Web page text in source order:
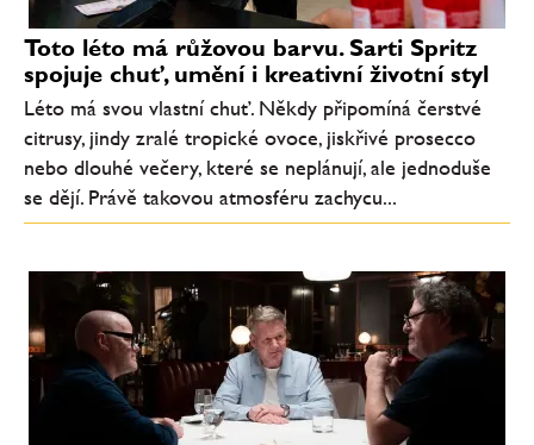
Toto léto má růžovou barvu. Sarti Spritz
spojuje chuť, umění i kreativní životní styl
Léto má svou vlastní chuť. Někdy připomíná čerstvé
citrusy, jindy zralé tropické ovoce, jiskřivé prosecco
nebo dlouhé večery, které se neplánují, ale jednoduše
se dějí. Právě takovou atmosféru zachycu...